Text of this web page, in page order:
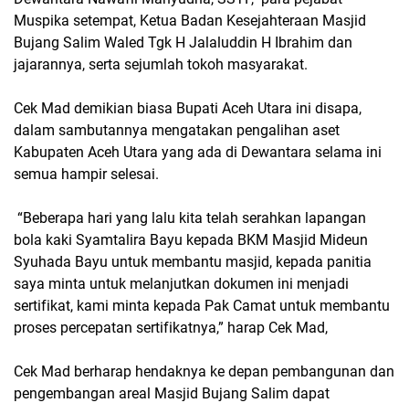
Muspika setempat, Ketua Badan Kesejahteraan Masjid
Bujang Salim Waled Tgk H Jalaluddin H Ibrahim dan
jajarannya, serta sejumlah tokoh masyarakat.
Cek Mad demikian biasa Bupati Aceh Utara ini disapa,
dalam sambutannya mengatakan pengalihan aset
Kabupaten Aceh Utara yang ada di Dewantara selama ini
semua hampir selesai.
“Beberapa hari yang lalu kita telah serahkan lapangan
bola kaki Syamtalira Bayu kepada BKM Masjid Mideun
Syuhada Bayu untuk membantu masjid, kepada panitia
saya minta untuk melanjutkan dokumen ini menjadi
sertifikat, kami minta kepada Pak Camat untuk membantu
proses percepatan sertifikatnya,” harap Cek Mad,
Cek Mad berharap hendaknya ke depan pembangunan dan
pengembangan areal Masjid Bujang Salim dapat